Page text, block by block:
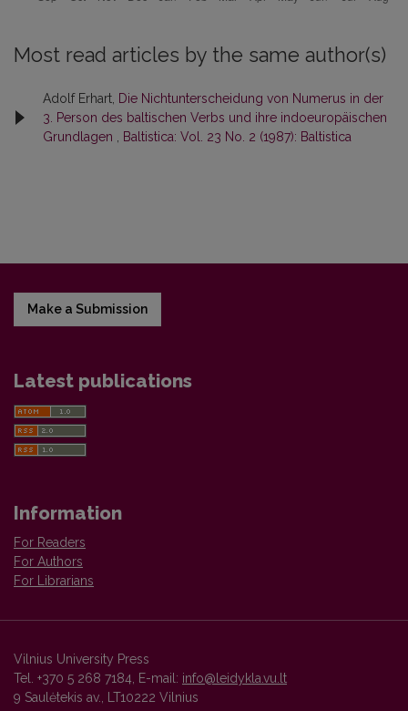
Most read articles by the same author(s)
Adolf Erhart, Die Nichtunterscheidung von Numerus in der
3. Person des baltischen Verbs und ihre indoeuropäischen
Grundlagen
Baltistica: Vol. 23 No. 2 (1987): Baltistica
Make a Submission
Latest publications
Information
For Readers
For Authors
For Librarians
Vilnius University Press
Tel. +370 5 268 7184, E-mail: info@leidykla.vu.lt
9 Saulėtekis av., LT10222 Vilnius